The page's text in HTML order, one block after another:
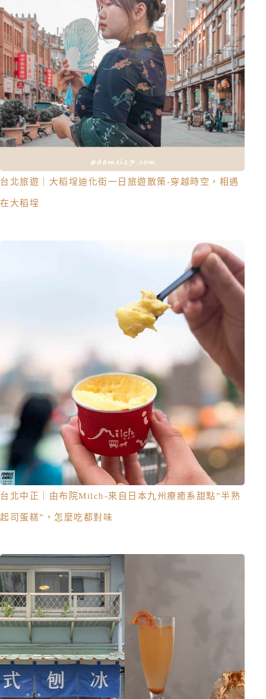
台北旅遊｜大稻埕迪化街一日旅遊散策-穿越時空，相遇
在大稻埕
台北中正｜由布院Milch-來自日本九州療癒系甜點”半熟
起司蛋糕”，怎麼吃都對味